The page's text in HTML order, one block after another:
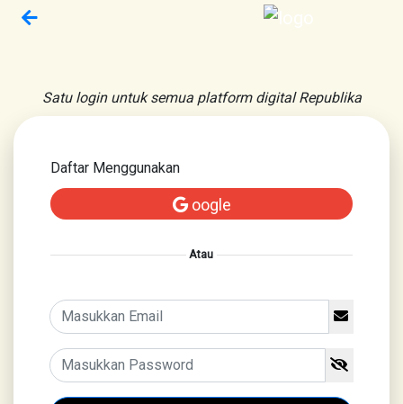
Satu login untuk semua platform digital Republika
Daftar Menggunakan
oogle
Atau